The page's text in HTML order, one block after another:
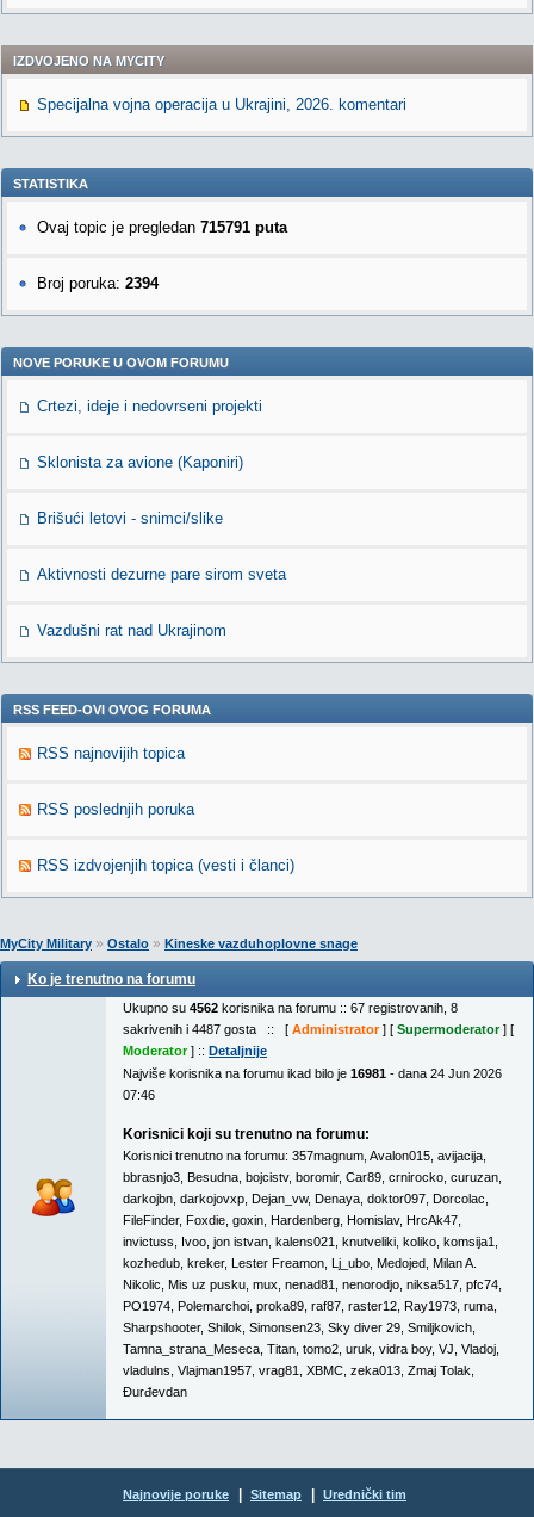
IZDVOJENO NA MYCITY
Specijalna vojna operacija u Ukrajini, 2026. komentari
STATISTIKA
Ovaj topic je pregledan 715791 puta
Broj poruka: 2394
NOVE PORUKE U OVOM FORUMU
Crtezi, ideje i nedovrseni projekti
Sklonista za avione (Kaponiri)
Brišući letovi - snimci/slike
Aktivnosti dezurne pare sirom sveta
Vazdušni rat nad Ukrajinom
RSS FEED-OVI OVOG FORUMA
RSS najnovijih topica
RSS poslednjih poruka
RSS izdvojenjih topica (vesti i članci)
MyCity Military » Ostalo » Kineske vazduhoplovne snage
Ko je trenutno na forumu
Ukupno su 4562 korisnika na forumu :: 67 registrovanih, 8
sakrivenih i 4487 gosta :: [ Administrator] [ Supermoderator] [
Moderator] :: Detaljnije
Najviše korisnika na forumu ikad bilo je 16981 - dana 24 Jun 2026
07:46
Korisnici koji su trenutno na forumu:
Korisnici trenutno na forumu: 357magnum Avalon015 avijacija
bbrasnjo3 Besudna bojcistv, boromir, Car89 crnirocko curuzan
darkojbn darkojovxp Dejan_vw, Denaya doktor097 Dorcolac
FileFinder, Foxdie goxin Hardenberg Homislav, HrcAk47
invictuss
Ivoo jon istvan kalens021 knutveliki koliko komsija1
kozhedub kreker, Lester Freamon Lj_ubo Medojed Milan A.
Nikolic Mis uz pusku mux nenad81 nenorodjo niksa517 pfc74
PO1974 Polemarchoi proka89 raf87 raster12 Ray1973 ruma
Sharpshooter, Shilok Simonsen23 Sky diver 29 Smiljkovich
Tamna_strana_Meseca Titan tomo2 uruk vidra boy, VJ Vladoj
vladulns Vlajman1957 vrag81 XBMC zeka013 Zmaj Tolak
Đurđevdan
Najnovije poruke Sitemap Urednički tim